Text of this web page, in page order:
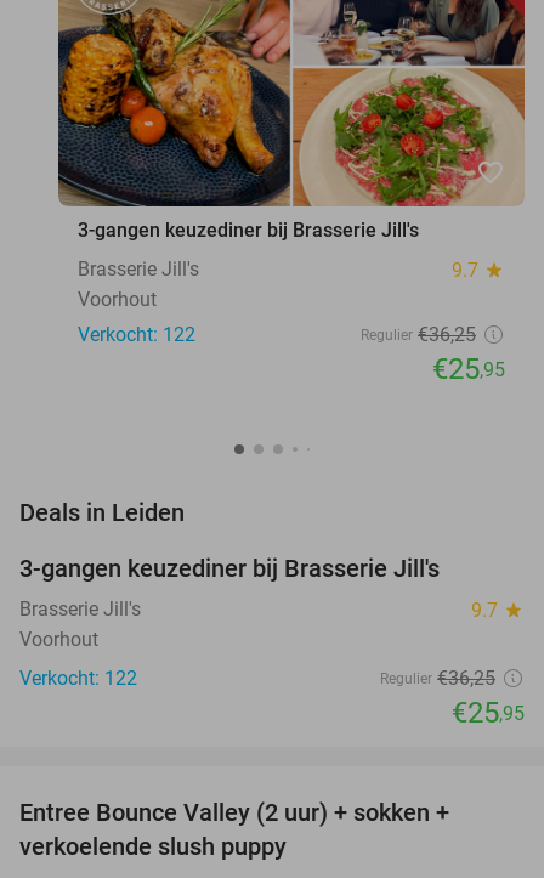
favorite_border
3-gangen keuzediner bij Brasserie Jill's
Brasserie Jill's
9.7 star
Voorhout
Verkocht: 122
Regulier €36,25
€25,95
Deals in Leiden
3-gangen keuzediner bij Brasserie Jill's
Brasserie Jill's 9.7 star
Voorhout
Verkocht: 122
Regulier €36,25
€25,95
Entree Bounce Valley (2 uur) + sokken +
verkoelende slush puppy